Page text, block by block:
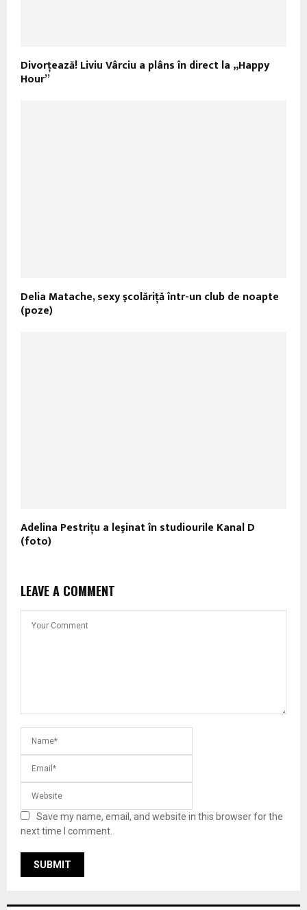
Divorţează! Liviu Vârciu a plâns în direct la „Happy
Hour”
Delia Matache, sexy şcolăriţă într-un club de noapte
(poze)
Adelina Pestriţu a leşinat în studiourile Kanal D
(foto)
LEAVE A COMMENT
Save my name, email, and website in this browser for the
next time I comment.